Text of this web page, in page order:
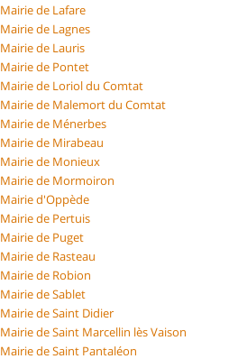
Mairie de Lafare
Mairie de Lagnes
Mairie de Lauris
Mairie de Pontet
Mairie de Loriol du Comtat
Mairie de Malemort du Comtat
Mairie de Ménerbes
Mairie de Mirabeau
Mairie de Monieux
Mairie de Mormoiron
Mairie d'Oppède
Mairie de Pertuis
Mairie de Puget
Mairie de Rasteau
Mairie de Robion
Mairie de Sablet
Mairie de Saint Didier
Mairie de Saint Marcellin lès Vaison
Mairie de Saint Pantaléon